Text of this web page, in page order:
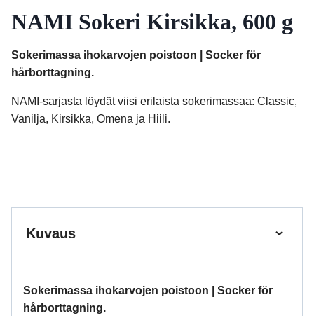
NAMI Sokeri Kirsikka, 600 g
Sokerimassa ihokarvojen poistoon | Socker för
hårborttagning.
NAMI-sarjasta löydät viisi erilaista sokerimassaa: Classic,
Vanilja, Kirsikka, Omena ja Hiili.
Kuvaus
Sokerimassa ihokarvojen poistoon | Socker för
hårborttagning.